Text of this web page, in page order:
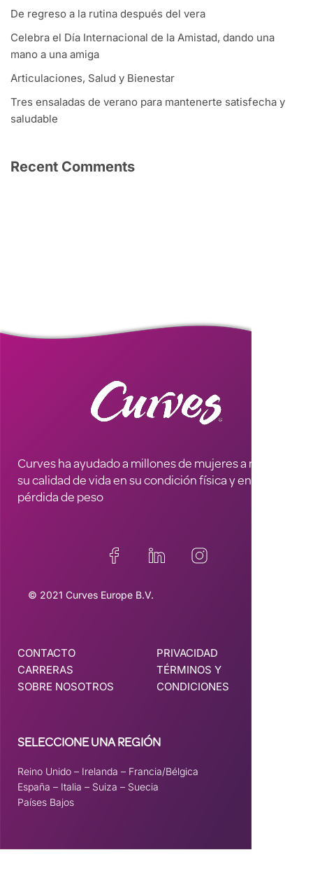
De regreso a la rutina después del vera
Celebra el Día Internacional de la Amistad, dando una
mano a una amiga
Articulaciones, Salud y Bienestar
Tres ensaladas de verano para mantenerte satisfecha y
saludable
Recent Comments
Curves ha ayudado a millones de mujeres a mejorar
su calidad de vida en su condición física y en la
pérdida de peso
© 2021 Curves Europe B.V.
CONTACTO
CARRERAS
SOBRE NOSOTROS
PRIVACIDAD
TÉRMINOS Y
CONDICIONES
SELECCIONE UNA REGIÓN
Reino Unido – Irelanda – Francia/Bélgica
España – Italia – Suiza – Suecia
Países Bajos